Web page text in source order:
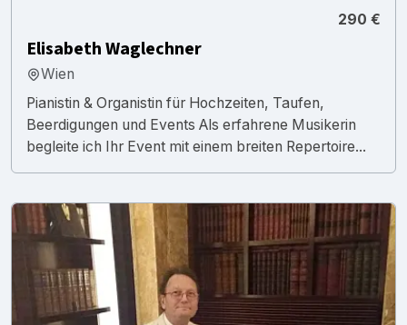
290 €
Elisabeth Waglechner
Wien
Pianistin & Organistin für Hochzeiten, Taufen,
Beerdigungen und Events Als erfahrene Musikerin
begleite ich Ihr Event mit einem breiten Repertoire...